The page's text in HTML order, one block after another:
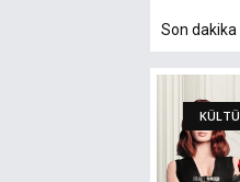
Son dakika